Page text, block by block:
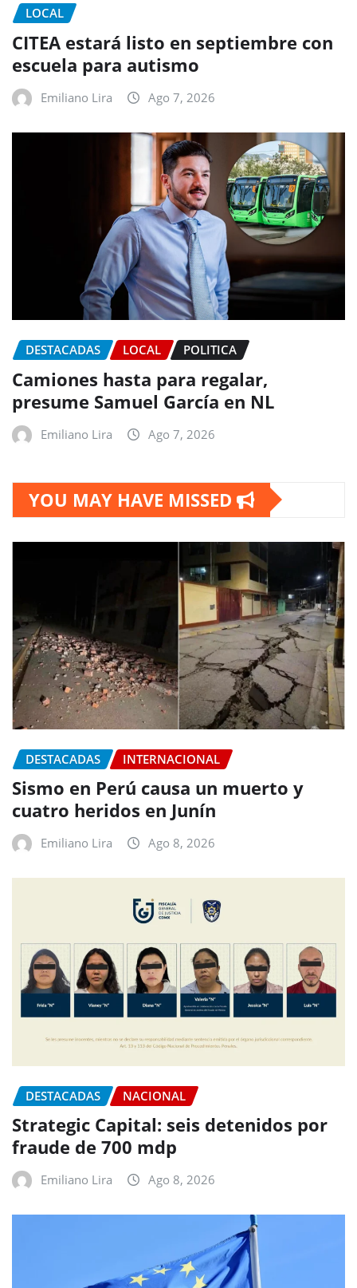
LOCAL
CITEA estará listo en septiembre con
escuela para autismo
Emiliano Lira Ago 7, 2026
DESTACADAS LOCAL POLITICA
Camiones hasta para regalar,
presume Samuel García en NL
Emiliano Lira Ago 7, 2026
YOU MAY HAVE MISSED
DESTACADAS INTERNACIONAL
Sismo en Perú causa un muerto y
cuatro heridos en Junín
Emiliano Lira Ago 8, 2026
DESTACADAS NACIONAL
Strategic Capital: seis detenidos por
fraude de 700 mdp
Emiliano Lira Ago 8, 2026